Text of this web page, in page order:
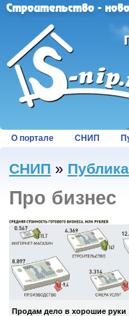
О портале СНИП
СНИП »
Про бизнес
Продам дело в хорошие руки